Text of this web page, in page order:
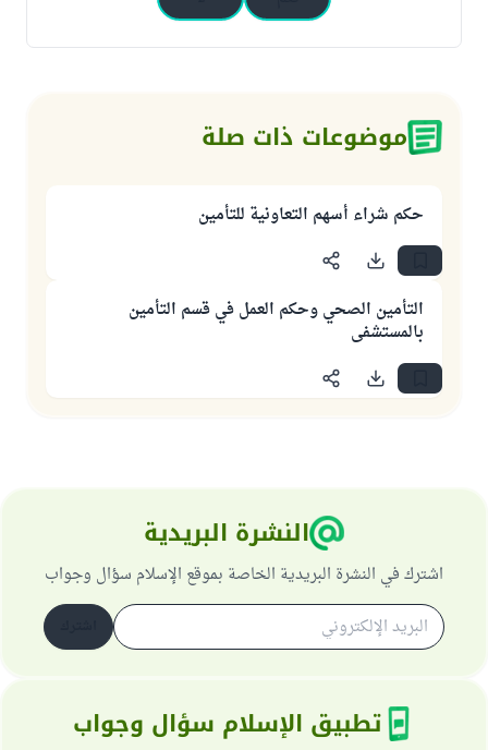
موضوعات ذات صلة
حكم شراء أسهم التعاونية للتأمين
التأمين الصحي وحكم العمل في قسم التأمين
بالمستشفى
النشرة البريدية
اشترك في النشرة البريدية الخاصة بموقع الإسلام سؤال وجواب
تطبيق الإسلام سؤال وجواب